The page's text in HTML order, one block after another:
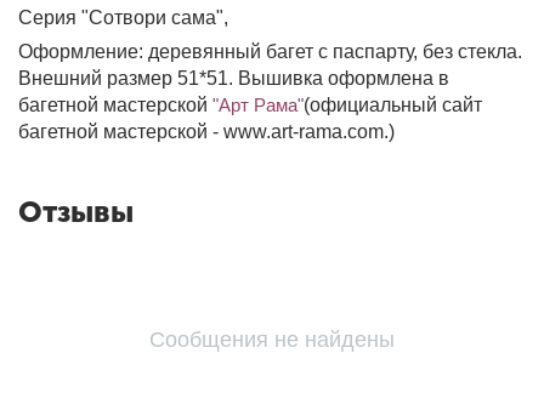
Серия "Сотвори сама",
Оформление: деревянный багет с паспарту, без стекла.
Внешний размер 51*51. Вышивка оформлена в
багетной мастерской "Арт Рама"(официальный сайт
багетной мастерской - www.art-rama.com.)
Отзывы
Сообщения не найдены